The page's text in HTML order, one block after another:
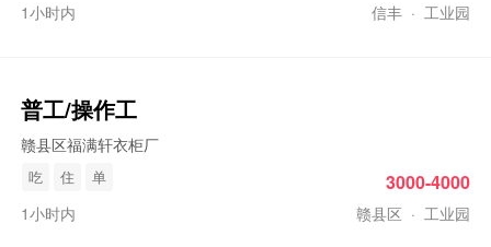
1小时内 信丰 · 工业园
普工/操作工
赣县区福满轩衣柜厂
吃 住 单
1小时内 赣县区 · 工业园
3000-4000